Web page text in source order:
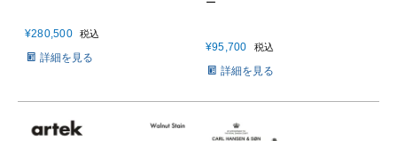
¥280,500 税込
詳細を見る
¥95,700 税込
詳細を見る